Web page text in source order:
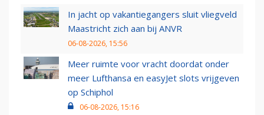
In jacht op vakantiegangers sluit vliegveld
Maastricht zich aan bij ANVR
06-08-2026, 15:56
Meer ruimte voor vracht doordat onder
meer Lufthansa en easyJet slots vrijgeven
op Schiphol
06-08-2026, 15:16